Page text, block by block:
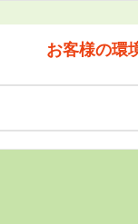
お客様の環